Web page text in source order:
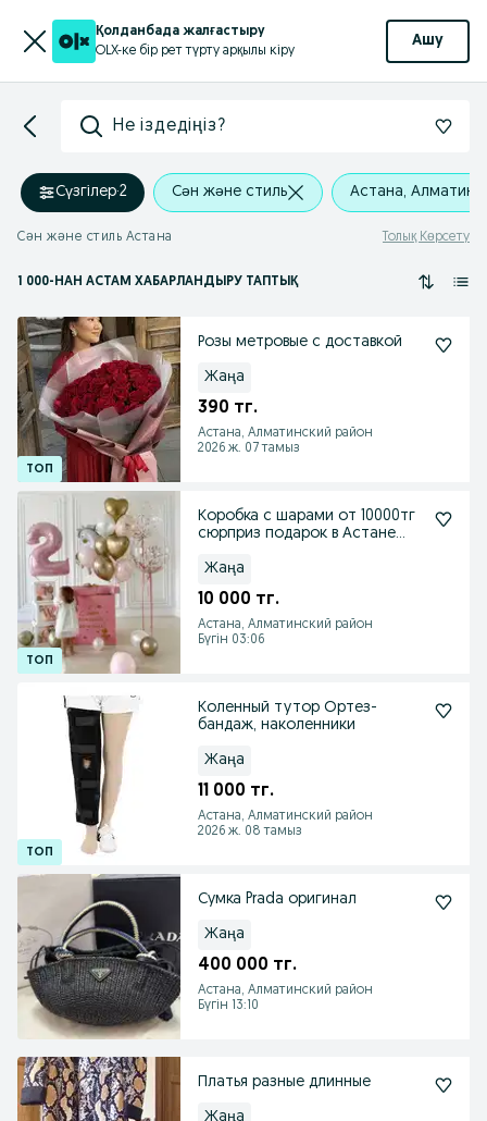
Қолданбада жалғастыру
OLX-ке бір рет түрту арқылы кіру
Ашу
Не іздедіңіз?
Сүзгілер·2 Сән және стиль Астана,
Сән және стиль Астана Толық Көрсету
1 000-НАН АСТАМ ХАБАРЛАНДЫРУ ТАПТЫҚ
Розы метровые с доставкой
Жаңа
390 тг.
Астана, Алматинский район
2026 ж. 07 тамыз
Коробка с шарами от 10000тг
сюрприз подарок в Астане
Жаңа
10 000 тг.
Астана, Алматинский район
Бүгін 03:06
Коленный тутор Ортез-
бандаж, наколенники
Жаңа
11 000 тг.
Астана, Алматинский район
2026 ж. 08 тамыз
Сумка Prada оригинал
Жаңа
400 000 тг.
Астана, Алматинский район
Бүгін 13:10
Платья разные длинные
Жаңа